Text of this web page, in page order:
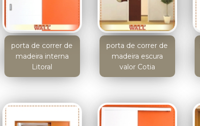
porta de correr de
madeira interna
Litoral
porta de correr de
madeira escura
valor Cotia